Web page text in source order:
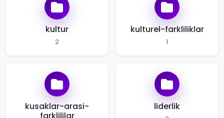
kultur
2
kulturel-farkliliklar
1
kusaklar-arasi-
farklililar
liderlik